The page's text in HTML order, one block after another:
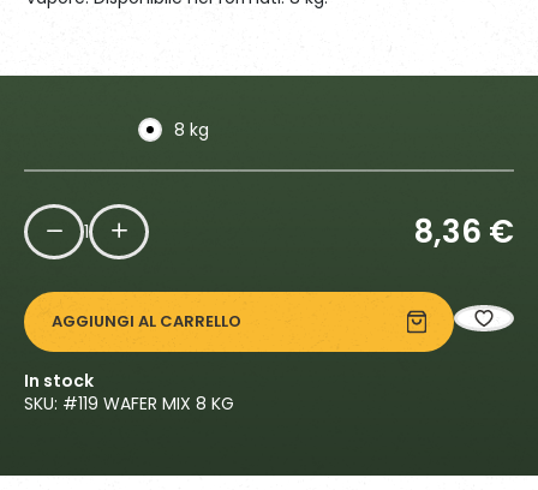
8 kg
8,36 €
1
AGGIUNGI AL CARRELLO
In stock
SKU: #119 WAFER MIX 8 KG